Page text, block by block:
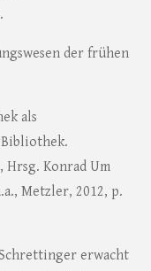
der frühen
als
Hrsg. Konrad Um
Metzler, 2012, p.
erwacht